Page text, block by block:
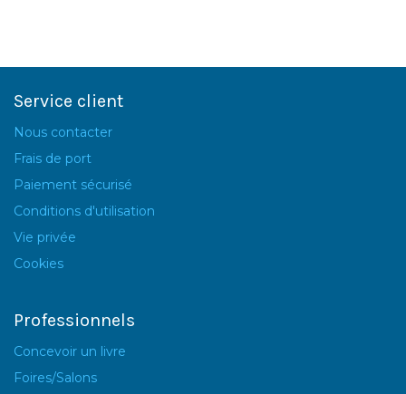
Service client
Nous contacter
Frais de port
Paiement sécurisé
Conditions d'utilisation
Vie privée
Cookies
Professionnels
Concevoir un livre
Foires/Salons